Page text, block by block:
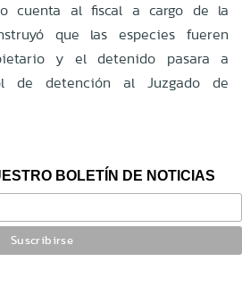
cuenta al fiscal a cargo de la
que las especies fueren
y el detenido pasara a
de detención al Juzgado de
BOLETÍN DE NOTICIAS